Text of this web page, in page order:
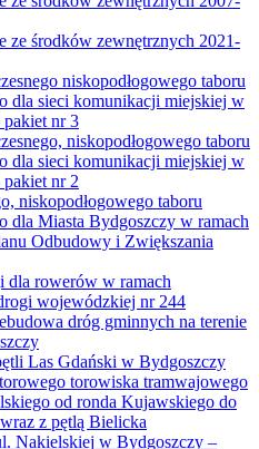
ze środków zewnętrznych 2021-
niskopodłogowego taboru
dla sieci komunikacji miejskiej w
nr 3
niskopodłogowego taboru
dla sieci komunikacji miejskiej w
nr 2
niskopodłogowego taboru
dla Miasta Bydgoszczy w ramach
Odbudowy i Zwiększania
dla rowerów w ramach
wojewódzkiej nr 244
dróg gminnych na terenie
Las Gdański w Bydgoszczy
torowiska tramwajowego
od ronda Kujawskiego do
z pętlą Bielicka
Nakielskiej w Bydgoszczy –